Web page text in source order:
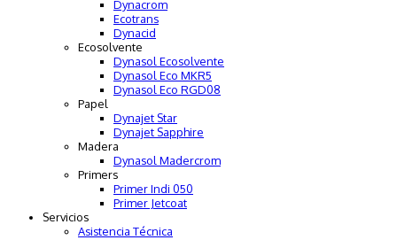
Dynacrom
Ecotrans
Dynacid
Ecosolvente
Dynasol Ecosolvente
Dynasol Eco MKR5
Dynasol Eco RGD08
Papel
Dynajet Star
Dynajet Sapphire
Madera
Dynasol Madercrom
Primers
Primer Indi 050
Primer Jetcoat
Servicios
Asistencia Técnica